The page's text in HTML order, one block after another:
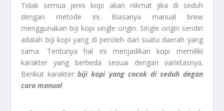
Tidak semua jenis kopi akan nikmat jika di seduh
dengan metode ini. Biasanya manual brew
menggunakan biji kopi single origin. Single origin sendiri
adalah biji kopi yang di peroleh dari suatu daerah yang
sama. Tentunya hal ini menjadikan kopi memiliki
karakter yang berbeda sesuai dengan varietasnya.
Berikut karakterbiji kopi yang cocok di seduh degan
cara manual